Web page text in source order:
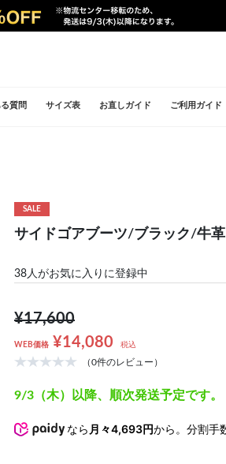
質問 サイズ表 お直しガイド ご利用ガイド
SALE
サイドゴアブーツ/ブラック/牛革
38人がお気に入りに登録中
¥17,600
WEB価格 ¥14,080 税込
（0件のレビュー）
9/3（木）以降、順次発送予定です。
なら 月々4,693円から。分割手